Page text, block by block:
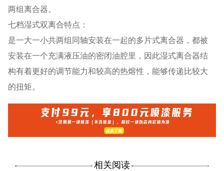
两组离合器。
七档湿式双离合特点：
是一大一小共两组同轴安装在一起的多片式离合器，都被
安装在一个充满液压油的密闭油腔里，因此湿式离合器结
构有着更好的调节能力和较高的热熔性，能够传递比较大
的扭矩。
相关阅读